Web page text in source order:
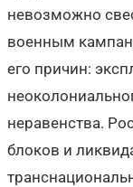
невозможно
военным
его причин:
неравенства.
блоков и